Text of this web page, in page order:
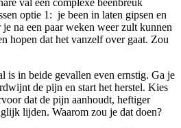
optie 1: je been in laten gipsen en
na een paar weken weer zult kunnen
hopen dat het vanzelf over gaat. Zou
is in beide gevallen even ernstig. Ga je
de pijn en start het herstel. Kies
dat de pijn aanhoudt, heftiger
lijden. Waarom zou je dat doen?